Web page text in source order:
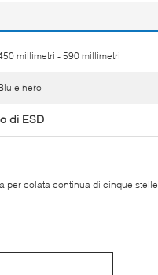
millimetri - 590 millimetri
e nero
di ESD
per colata continua di cinque stelle